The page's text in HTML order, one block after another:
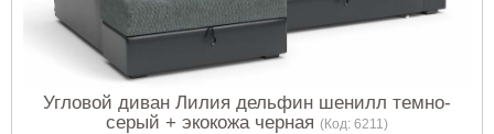
Угловой диван Лилия дельфин шенилл темно-
серый + экокожа черная (Код: 6211)